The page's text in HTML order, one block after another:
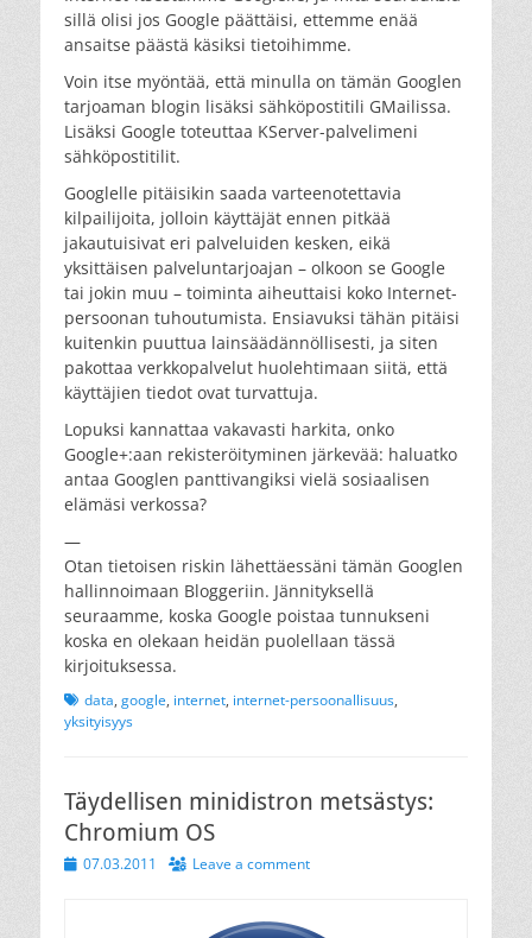
sillä olisi jos Google päättäisi, ettemme enää
ansaitse päästä käsiksi tietoihimme.
Voin itse myöntää, että minulla on tämän Googlen
tarjoaman blogin lisäksi sähköpostitili GMailissa.
Lisäksi Google toteuttaa KServer-palvelimeni
sähköpostitilit.
Googlelle pitäisikin saada varteenotettavia
kilpailijoita, jolloin käyttäjät ennen pitkää
jakautuisivat eri palveluiden kesken, eikä
yksittäisen palveluntarjoajan – olkoon se Google
tai jokin muu – toiminta aiheuttaisi koko Internet-
persoonan tuhoutumista. Ensiavuksi tähän pitäisi
kuitenkin puuttua lainsäädännöllisesti, ja siten
pakottaa verkkopalvelut huolehtimaan siitä, että
käyttäjien tiedot ovat turvattuja.
Lopuksi kannattaa vakavasti harkita, onko
Google+:aan rekisteröityminen järkevää: haluatko
antaa Googlen panttivangiksi vielä sosiaalisen
elämäsi verkossa?
—
Otan tietoisen riskin lähettäessäni tämän Googlen
hallinnoimaan Bloggeriin. Jännityksellä
seuraamme, koska Google poistaa tunnukseni
koska en olekaan heidän puolellaan tässä
kirjoituksessa.
Tagsdata, google, internet, internet-persoonallisuus,
yksityisyys
Täydellisen minidistron metsästys:
Chromium OS
Posted
07.03.2011 Leave a comment